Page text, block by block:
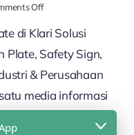
Offon
Pembuatan
Plate
di
di Klari Solusi
Plate, Safety Sign,
& Perusahaan
media informasi
peran penting di